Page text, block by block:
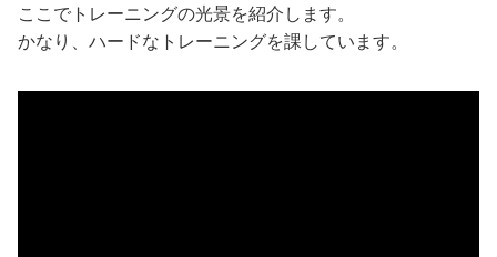
ここでトレーニングの光景を紹介します。
かなり、ハードなトレーニングを課しています。